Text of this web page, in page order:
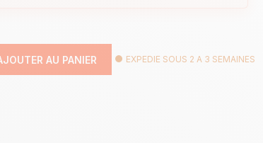
AU PANIER EXPEDIE SOUS 2 A 3 SEMAINES